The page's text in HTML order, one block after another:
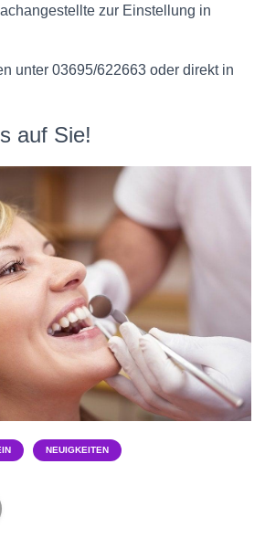
zur Einstellung in
unter 03695/622663 oder direkt in
auf Sie!
NEUIGKEITEN